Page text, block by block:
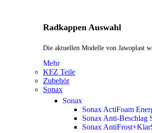
Radkappen Auswahl
Die aktuellen Modelle von Jawoplast
Mehr
KFZ Teile
Zubehör
Sonax
Sonax
Sonax ActiFoam
Sonax Anti-Beschlag
Sonax